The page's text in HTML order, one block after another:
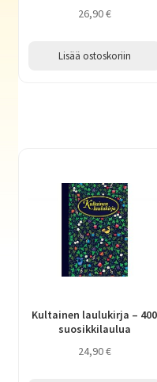
26,90€
Lisää ostoskoriin
Kultainen laulukirja – 400
suosikkilaulua
24,90€